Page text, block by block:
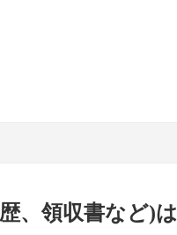
、領収書など)は